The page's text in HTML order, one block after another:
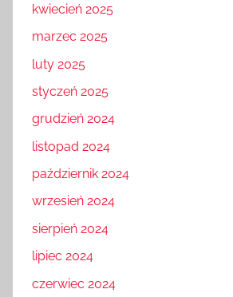
kwiecień 2025
marzec 2025
luty 2025
styczeń 2025
grudzień 2024
listopad 2024
październik 2024
wrzesień 2024
sierpień 2024
lipiec 2024
czerwiec 2024